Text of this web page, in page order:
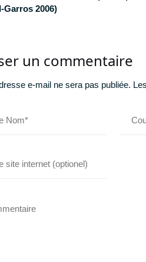
Garros 2006)
un commentaire
e-mail ne sera pas publiée.